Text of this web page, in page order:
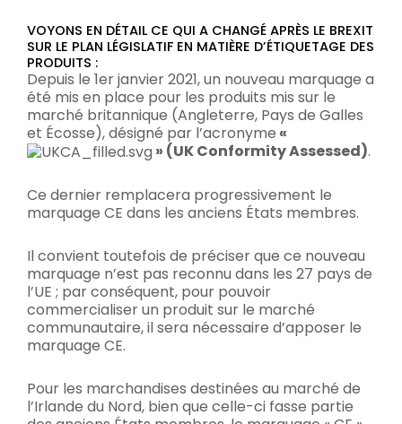
VOYONS EN DÉTAIL CE QUI A CHANGÉ APRÈS LE BREXIT
SUR LE PLAN LÉGISLATIF EN MATIÈRE D’ÉTIQUETAGE DES
PRODUITS :
Depuis le 1er janvier 2021, un nouveau marquage a
été mis en place pour les produits mis sur le
marché britannique (Angleterre, Pays de Galles
et Écosse), désigné par l’acronyme «
» (UK Conformity Assessed).
Ce dernier remplacera progressivement le
marquage CE dans les anciens États membres.
Il convient toutefois de préciser que ce nouveau
marquage n’est pas reconnu dans les 27 pays de
l’UE ; par conséquent, pour pouvoir
commercialiser un produit sur le marché
communautaire, il sera nécessaire d’apposer le
marquage CE.
Pour les marchandises destinées au marché de
l’Irlande du Nord, bien que celle-ci fasse partie